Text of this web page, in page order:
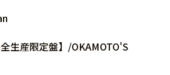
生産限定盤】/OKAMOTO'S